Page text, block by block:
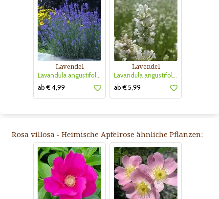
Lavendel
Lavandula angustifolia 'Munstead'
ab € 4,99
Lavendel
Lavandula angustifolia 'Arctic Snow'
ab € 5,99
Rosa villosa - Heimische Apfelrose ähnliche Pflanzen: